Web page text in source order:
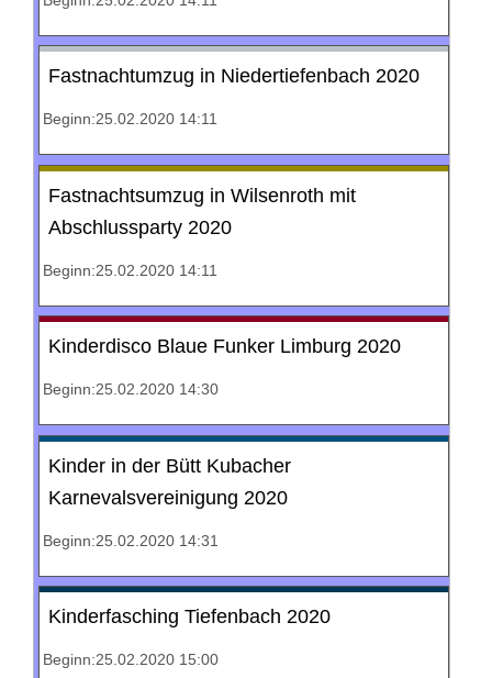
Fastnachtumzug in Niedertiefenbach 2020
Beginn:25.02.2020 14:11
Fastnachtsumzug in Wilsenroth mit
Abschlussparty 2020
Beginn:25.02.2020 14:11
Kinderdisco Blaue Funker Limburg 2020
Beginn:25.02.2020 14:30
Kinder in der Bütt Kubacher
Karnevalsvereinigung 2020
Beginn:25.02.2020 14:31
Kinderfasching Tiefenbach 2020
Beginn:25.02.2020 15:00